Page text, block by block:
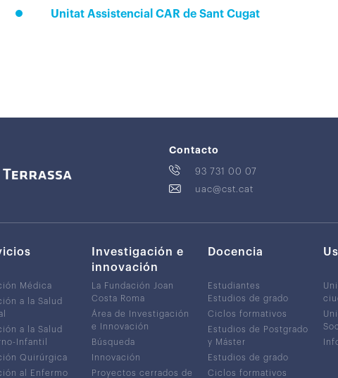
Unitat Assistencial CAR de Sant Cugat
Contacto
93 731 00 07
uac@cst.cat
Médica
a la Salud
a la Salud
Infantil
Quirúrgica
al Enfermo
Investigación e
innovación
La Fundación Joan
Costa Roma
Área de Investigación
e Innovación
Búsqueda
Innovación
Proyectos cerrados de
Docencia
Estudiantes
Estudios de grado
Ciclos formativos
Estudios de Postgrado
y Máster
Estudios de grado
Ciclos formativos